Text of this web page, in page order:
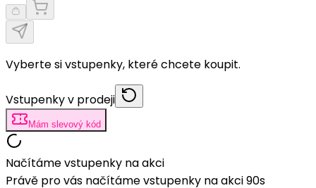
Vyberte si vstupenky, které chcete koupit.
Vstupenky v prodeji
Mám slevový kód
Načítáme vstupenky na akci
Právě pro vás načítáme vstupenky na akci 90s